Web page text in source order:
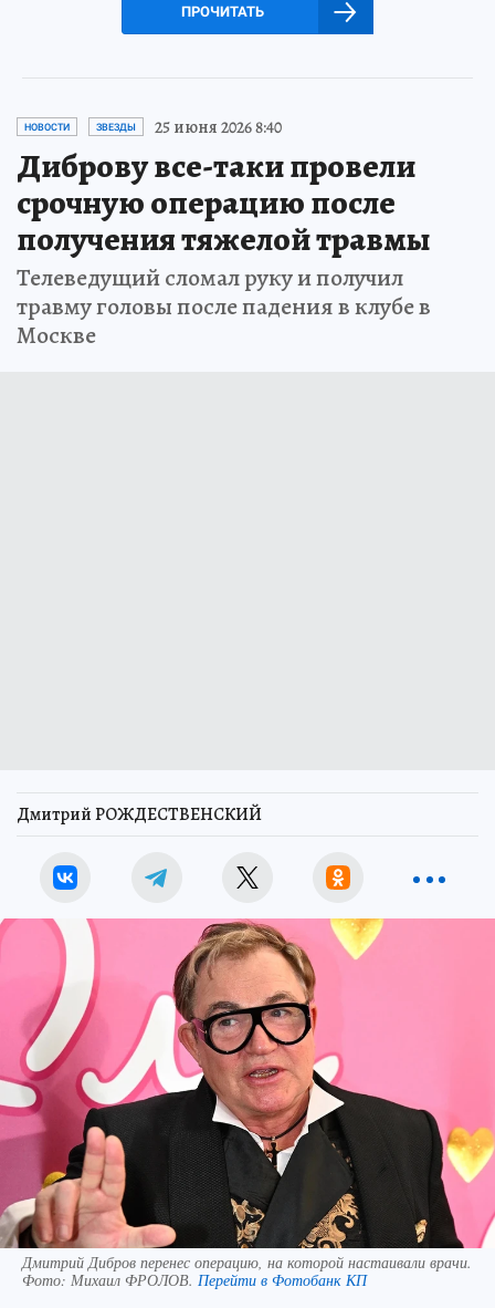
ПРОЧИТАТЬ
НОВОСТИ ЗВЕЗДЫ 25 июня 2026 8:40
Диброву все-таки провели
срочную операцию после
получения тяжелой травмы
Телеведущий сломал руку и получил
травму головы после падения в клубе в
Москве
Дмитрий РОЖДЕСТВЕНСКИЙ
Дмитрий Дибров перенес операцию, на которой настаивали врачи.
Фото: Михаил ФРОЛОВ. Перейти в Фотобанк КП